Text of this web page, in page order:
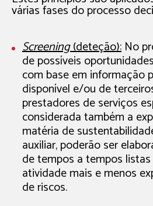
várias fases do processo
Screening(deteção): No
de possíveis
com base em informação
disponível e/ou de
prestadores de serviços
considerada também a
matéria de
auxiliar, poderão ser
de tempos a tempos
atividade mais e menos
de riscos.